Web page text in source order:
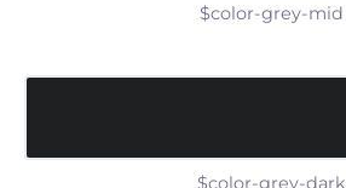
$color-grey-mid
$color-grey-dark